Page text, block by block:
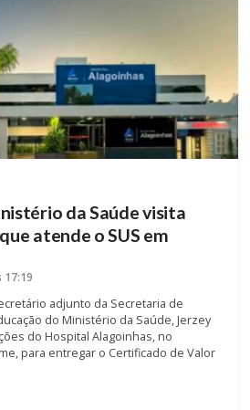
da Saúde visita
atende o SUS em
17:19
adjunto da Secretaria de
do Ministério da Saúde, Jerzey
do Hospital Alagoinhas, no
para entregar o Certificado de Valor